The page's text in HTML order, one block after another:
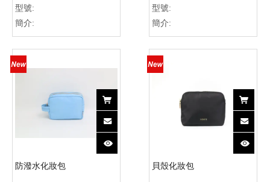
型號:
簡介:
型號:
簡介:
防潑水化妝包 貝殼化妝包